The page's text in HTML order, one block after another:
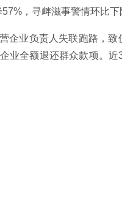
，寻衅滋事警情环比下
企业负责人失联跑路，
业全额退还群众款项。